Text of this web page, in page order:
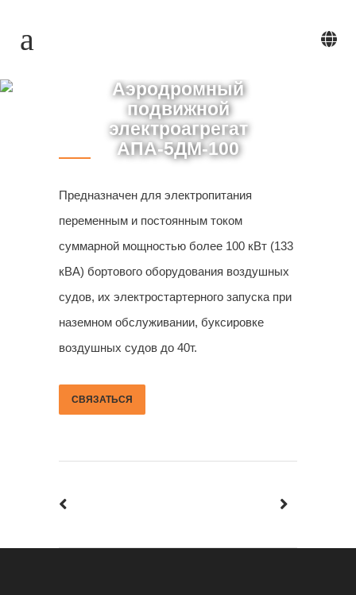
Аэродромный
подвижной
электроагрегат
АПА-5ДМ-100
Предназначен для электропитания
переменным и постоянным током
суммарной мощностью более 100 кВт (133
кВА) бортового оборудования воздушных
судов, их электростартерного запуска при
наземном обслуживании, буксировке
воздушных судов до 40т.
СВЯЗАТЬСЯ